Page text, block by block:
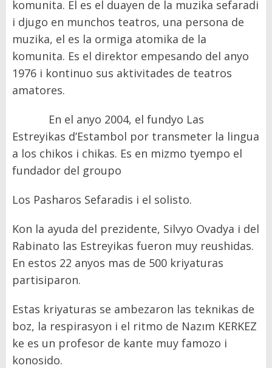
komunita. El es el duayen de la muzika sefaradi
i djugo en munchos teatros, una persona de
muzika, el es la ormiga atomika de la
komunita. Es el direktor empesando del anyo
1976 i kontinuo sus aktivitades de teatros
amatores.
En el anyo 2004, el fundyo Las
Estreyikas d’Estambol por transmeter la lingua
a los chikos i chikas. Es en mizmo tyempo el
fundador del groupo
Los Pasharos Sefaradis i el solisto.
Kon la ayuda del prezidente, Silvyo Ovadya i del
Rabinato las Estreyikas fueron muy reushidas.
En estos 22 anyos mas de 500 kriyaturas
partisiparon.
Estas kriyaturas se ambezaron las teknikas de
boz, la respirasyon i el ritmo de Nazım KERKEZ
ke es un profesor de kante muy famozo i
konosido.